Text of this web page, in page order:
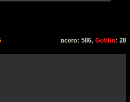
всего: 586, Goblin: 28